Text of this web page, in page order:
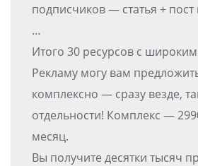
подписчиков — статья + пост
…
Итого 30 ресурсов с
Рекламу могу вам
комплексно — сразу везде,
отдельности! Комплекс —
месяц.
Вы получите десятки тысяч